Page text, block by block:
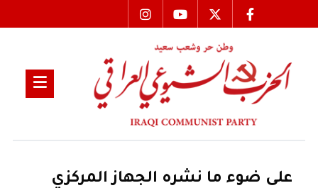
على ضوء ما نشره الجهاز المركزي